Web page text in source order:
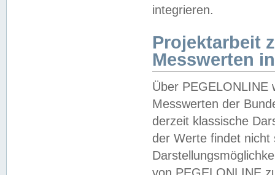
integrieren.
Projektarbeit
Messwerten
Über PEGELONLINE
Messwerten der
derzeit klassische
der Werte findet